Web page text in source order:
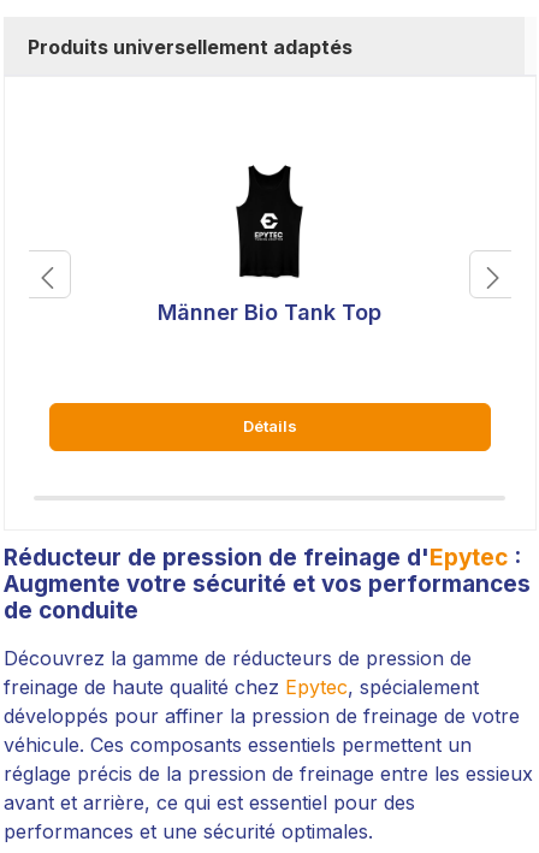
Produits universellement adaptés
Männer Bio Tank Top
Détails
Réducteur de pression de freinage d'Epytec:
Augmente votre sécurité et vos performances
de conduite
Découvrez la gamme de réducteurs de pression de
freinage de haute qualité chez Epytec, spécialement
développés pour affiner la pression de freinage de votre
véhicule. Ces composants essentiels permettent un
réglage précis de la pression de freinage entre les essieux
avant et arrière, ce qui est essentiel pour des
performances et une sécurité optimales.